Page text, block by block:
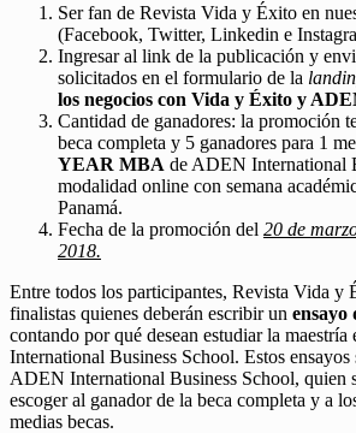
Ser fan de Revista Vida y Éxito en
(Facebook, Twitter, Linkedin e
Ingresar al link de la publicación y
solicitados en el formulario de la
los negocios con Vida y Éxito y
Cantidad de ganadores: la promoción
beca completa y 5 ganadores para 1
YEAR MBA de ADEN International
modalidad online con semana
Panamá.
Fecha de la promoción del 20 de
2018.
Entre todos los participantes, Revista Vida y
finalistas quienes deberán escribir un ensayo
contando por qué desean estudiar la
International Business School. Estos ensayos
ADEN International Business School, quien
escoger al ganador de la beca completa y a
medias becas.